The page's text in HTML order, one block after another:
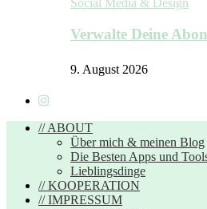
Social Media & Design
Verwalte Deine
9. August 2026
// ABOUT
Über mich & meinen Blog
Die Besten Apps und
Lieblingsdinge
// KOOPERATION
// IMPRESSUM